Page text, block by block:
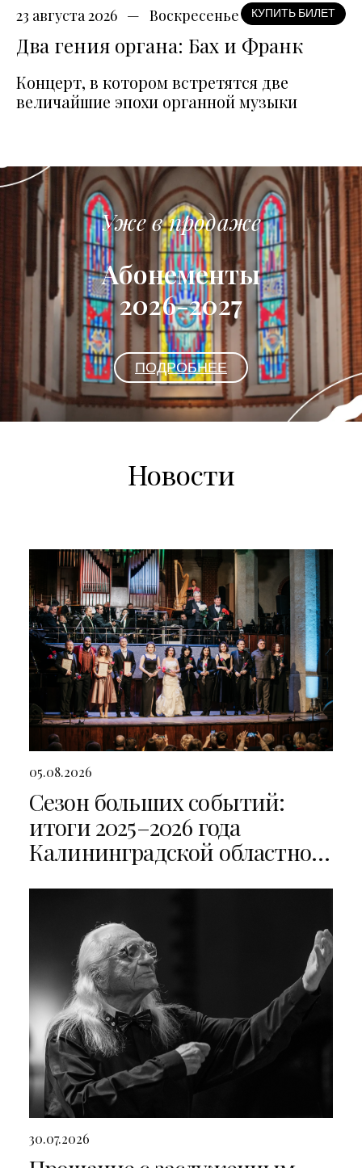
23 августа 2026 Воскресенье КУПИТЬ БИЛЕТ
Два гения органа: Бах и Франк
Концерт, в котором встретятся две
величайшие эпохи органной музыки
Уже в продаже
Абонементы
2026-2027
ПОДРОБНЕЕ
Новости
05.08.2026
Сезон больших событий:
итоги 2025–2026 года
Калининградской областной
30.07.2026